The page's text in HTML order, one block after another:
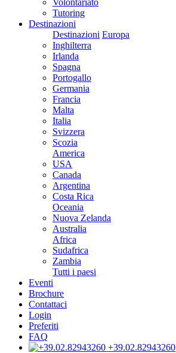
Volontariato
Tutoring
Destinazioni
Destinazioni Europa
Inghilterra
Irlanda
Spagna
Portogallo
Germania
Francia
Malta
Italia
Svizzera
Scozia
America
USA
Canada
Argentina
Costa Rica
Oceania
Nuova Zelanda
Australia
Africa
Sudafrica
Zambia
Tutti i paesi
Eventi
Brochure
Contattaci
Login
Preferiti
FAQ
+39.02.82943260